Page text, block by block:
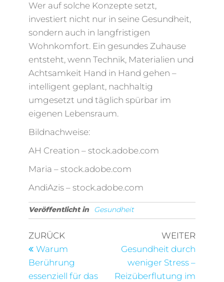
Wer auf solche Konzepte setzt,
investiert nicht nur in seine Gesundheit,
sondern auch in langfristigen
Wohnkomfort. Ein gesundes Zuhause
entsteht, wenn Technik, Materialien und
Achtsamkeit Hand in Hand gehen –
intelligent geplant, nachhaltig
umgesetzt und täglich spürbar im
eigenen Lebensraum.
Bildnachweise:
AH Creation – stock.adobe.com
Maria – stock.adobe.com
AndiAzis– stock.adobe.com
Veröffentlicht in Gesundheit
Beitragsnavigation
Vorheriger
Beitrag
ZURÜCK
Warum
Berührung
essenziell für das
WEITER
Gesundheit durch
weniger Stress –
Reizüberflutung im